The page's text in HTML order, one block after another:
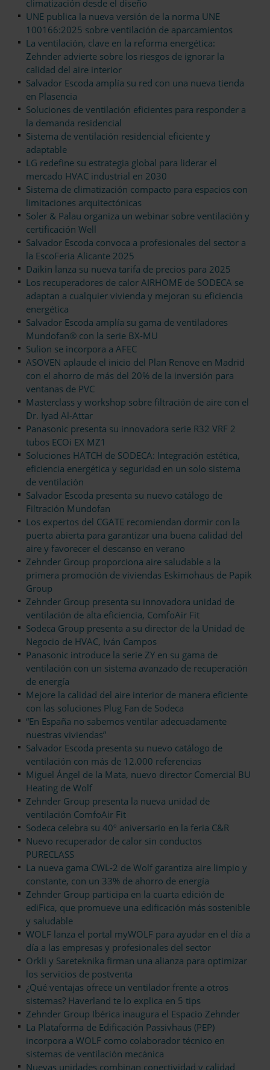
climatización desde el diseño
UNE publica la nueva versión de la norma UNE
100166:2025 sobre ventilación de aparcamientos
La ventilación, clave en la reforma energética:
Zehnder advierte sobre los riesgos de ignorar la
calidad del aire interior
Salvador Escoda amplía su red con una nueva tienda
en Plasencia
Soluciones de ventilación eficientes para responder a
la demanda residencial
Sistema de ventilación residencial eficiente y
adaptable
LG redefine su estrategia global para liderar el
mercado HVAC industrial en 2030
Sistema de climatización compacto para espacios con
limitaciones arquitectónicas
Soler & Palau organiza un webinar sobre ventilación y
certificación Well
Salvador Escoda convoca a profesionales del sector a
la EscoFeria Alicante 2025
Daikin lanza su nueva tarifa de precios para 2025
Los recuperadores de calor AIRHOME de SODECA se
adaptan a cualquier vivienda y mejoran su eficiencia
energética
Salvador Escoda amplía su gama de ventiladores
Mundofan® con la serie BX-MU
Sulion se incorpora a AFEC
ASOVEN aplaude el inicio del Plan Renove en Madrid
con el ahorro de más del 20% de la inversión para
ventanas de PVC
Masterclass y workshop sobre filtración de aire con el
Dr. Iyad Al-Attar
Panasonic presenta su innovadora serie R32 VRF 2
tubos ECOi EX MZ1
Soluciones HATCH de SODECA: Integración estética,
eficiencia energética y seguridad en un solo sistema
de ventilación
Salvador Escoda presenta su nuevo catálogo de
Filtración Mundofan
Los expertos del CGATE recomiendan dormir con la
puerta abierta para garantizar una buena calidad del
aire y favorecer el descanso en verano
Zehnder Group proporciona aire saludable a la
primera promoción de viviendas Eskimohaus de Papik
Group
Zehnder Group presenta su innovadora unidad de
ventilación de alta eficiencia, ComfoAir Fit
Sodeca Group presenta a su director de la Unidad de
Negocio de HVAC, Iván Campos
Panasonic introduce la serie ZY en su gama de
ventilación con un sistema avanzado de recuperación
de energía
Mejore la calidad del aire interior de manera eficiente
con las soluciones Plug Fan de Sodeca
“En España no sabemos ventilar adecuadamente
nuestras viviendas”
Salvador Escoda presenta su nuevo catálogo de
ventilación con más de 12.000 referencias
Miguel Ángel de la Mata, nuevo director Comercial BU
Heating de Wolf
Zehnder Group presenta la nueva unidad de
ventilación ComfoAir Fit
Sodeca celebra su 40º aniversario en la feria C&R
Nuevo recuperador de calor sin conductos
PURECLASS
La nueva gama CWL-2 de Wolf garantiza aire limpio y
constante, con un 33% de ahorro de energía
Zehnder Group participa en la cuarta edición de
ediFica, que promueve una edificación más sostenible
y saludable
WOLF lanza el portal myWOLF para ayudar en el día a
día a las empresas y profesionales del sector
Orkli y Sareteknika firman una alianza para optimizar
los servicios de postventa
¿Qué ventajas ofrece un ventilador frente a otros
sistemas? Haverland te lo explica en 5 tips
Zehnder Group Ibérica inaugura el Espacio Zehnder
La Plataforma de Edificación Passivhaus (PEP)
incorpora a WOLF como colaborador técnico en
sistemas de ventilación mecánica
Nuevas unidades combinan conectividad y calidad